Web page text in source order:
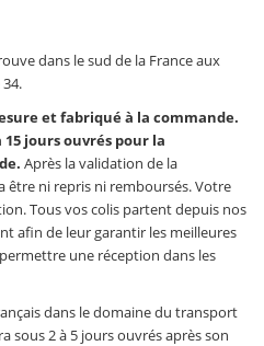
dans le sud de la France aux
et fabriqué à la commande.
jours ouvrés pour la
Après la validation de la
ni repris ni remboursés. Votre
Tous vos colis partent depuis nos
afin de leur garantir les meilleures
une réception dans les
dans le domaine du transport
sous 2 à 5 jours ouvrés après son